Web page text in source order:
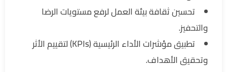
تحسين ثقافة بيئة العمل لرفع مستويات الرضا
والتحفيز.
تطبيق مؤشرات الأداء الرئيسية (KPIs) لتقييم الأثر
وتحقيق الأهداف.